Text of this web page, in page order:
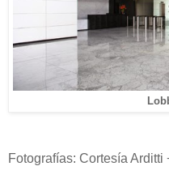
Fotografías: Cortesía Arditti